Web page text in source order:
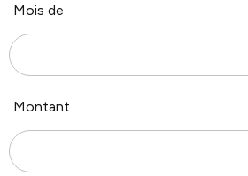
Mois de
Montant